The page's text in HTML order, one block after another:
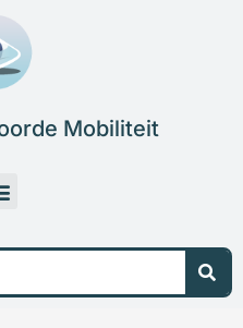
Mobiliteit